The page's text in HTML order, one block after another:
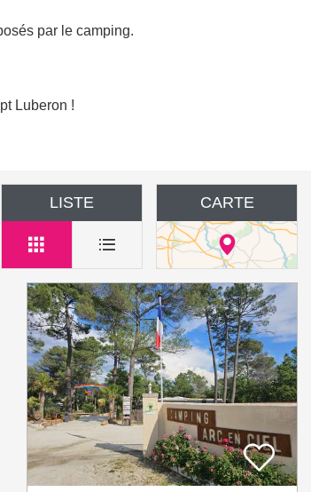
par le camping.
Luberon !
LISTE CARTE